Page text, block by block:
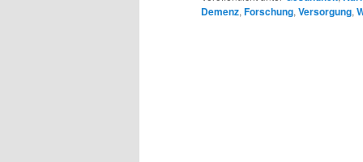
Demenz, Forschung, Versorgung,